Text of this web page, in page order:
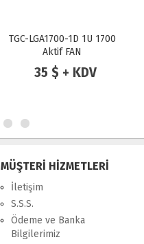
TGC-LGA1700-1D 1U 1700
Aktif FAN
35 $ + KDV
MÜŞTERİ HİZMETLERİ
İletişim
S.S.S.
Ödeme ve Banka
Bilgilerimiz